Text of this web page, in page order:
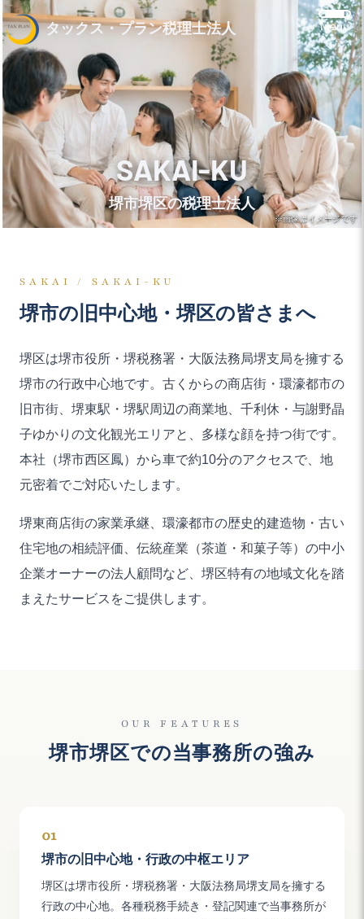
タックス・プラン税理士法人 Menu
SAKAI-KU
堺市堺区の税理士法人
※画像はイメージです
SAKAI / SAKAI-KU
堺市の旧中心地・堺区の皆さまへ
堺区は堺市役所・堺税務署・大阪法務局堺支局を擁する
堺市の行政中心地です。古くからの商店街・環濠都市の
旧市街、堺東駅・堺駅周辺の商業地、千利休・与謝野晶
子ゆかりの文化観光エリアと、多様な顔を持つ街です。
本社（堺市西区鳳）から車で約10分のアクセスで、地
元密着でご対応いたします。
堺東商店街の家業承継、環濠都市の歴史的建造物・古い
住宅地の相続評価、伝統産業（茶道・和菓子等）の中小
企業オーナーの法人顧問など、堺区特有の地域文化を踏
まえたサービスをご提供します。
OUR FEATURES
堺市堺区での当事務所の強み
01
堺市の旧中心地・行政の中枢エリア
堺区は堺市役所・堺税務署・大阪法務局堺支局を擁する
行政の中心地。各種税務手続き・登記関連で当事務所が